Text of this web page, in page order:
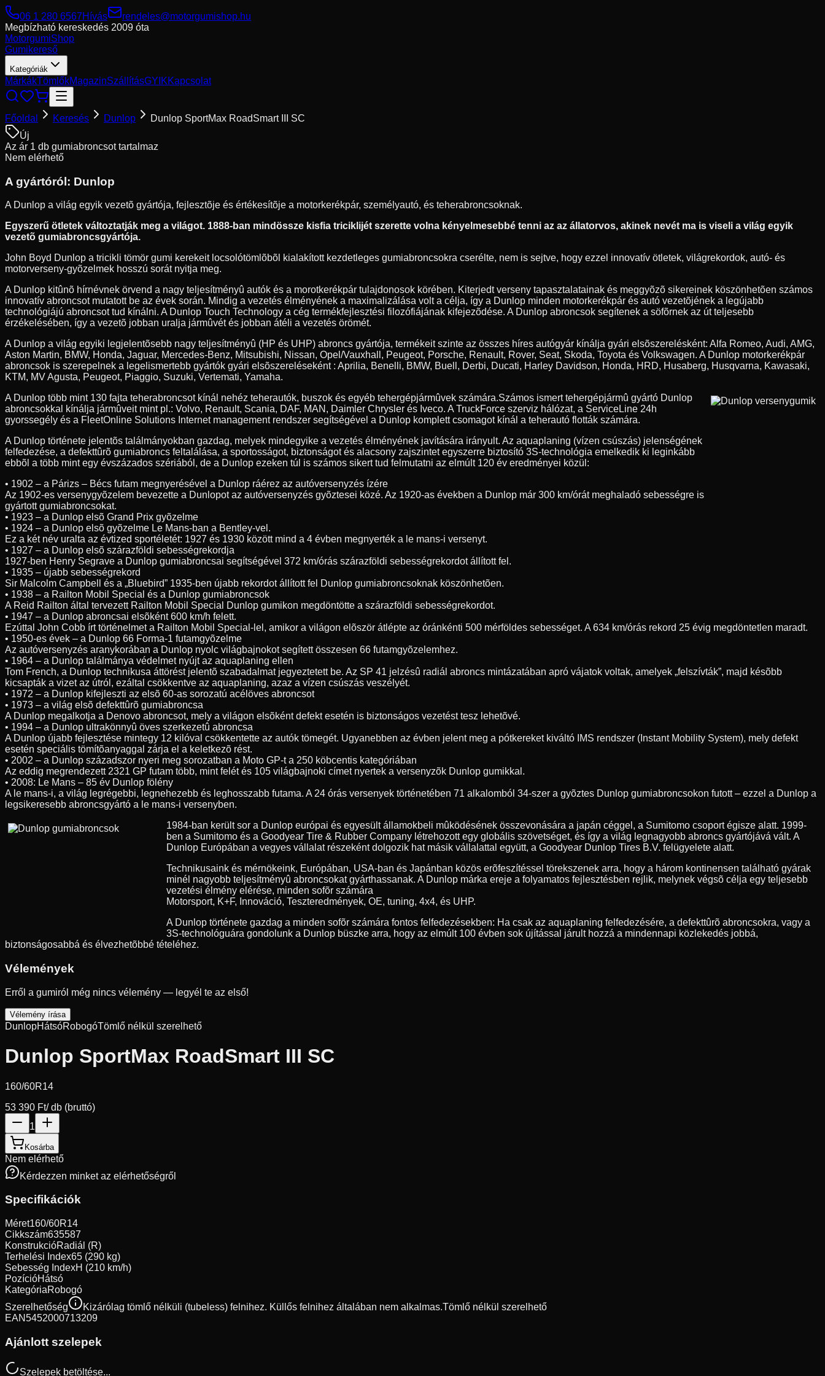
06 1 280 6567Hívás
rendeles@motorgumishop.hu
Megbízható kereskedés 2009 óta
MotorgumiShop
Gumikereső
Kategóriák
MárkákTömlőkMagazinSzállításGYIKKapcsolat
Főoldal Keresés Dunlop
Dunlop SportMax RoadSmart III SC
Új
Az ár 1 db gumiabroncsot tartalmaz
Nem elérhető
A gyártóról: Dunlop
A Dunlop a világ egyik vezetõ gyártója, fejlesztõje és értékesítõje a motorkerékpár, személyautó, és teherabroncsoknak.
Egyszerű ötletek változtatják meg a világot. 1888-ban mindössze kisfia triciklijét szerette volna kényelmesebbé tenni az az állatorvos, akinek nevét ma is viseli a világ egyik
vezetõ gumiabroncsgyártója.
John Boyd Dunlop a tricikli tömör gumi kerekeit locsolótömlõbõl kialakított kezdetleges gumiabroncsokra cserélte, nem is sejtve, hogy ezzel innovatív ötletek, világrekordok, autó- és
motorverseny-gyõzelmek hosszú sorát nyitja meg.
A Dunlop kitûnõ hírnévnek örvend a nagy teljesítményû autók és a morotkerékpár tulajdonosok körében. Kiterjedt verseny tapasztalatainak és meggyõzõ sikereinek köszönhetõen számos
innovatív abroncsot mutatott be az évek során. Mindig a vezetés élményének a maximalizálása volt a célja, így a Dunlop minden motorkerékpár és autó vezetõjének a legújabb
technológiájú abroncsot tud kínálni. A Dunlop Touch Technology a cég termékfejlesztési filozófiájának kifejezõdése. A Dunlop abroncsok segítenek a söfõrnek az út teljesebb
érzékelésében, így a vezetõ jobban uralja jármûvét és jobban átéli a vezetés örömét.
A Dunlop a világ egyiki legjelentõsebb nagy teljesítményû (HP és UHP) abroncs gyártója, termékeit szinte az összes híres autógyár kínálja gyári elsõszerelésként: Alfa Romeo, Audi, AMG,
Aston Martin, BMW, Honda, Jaguar, Mercedes-Benz, Mitsubishi, Nissan, Opel/Vauxhall, Peugeot, Porsche, Renault, Rover, Seat, Skoda, Toyota és Volkswagen. A Dunlop motorkerékpár
abroncsok is szerepelnek a legelismertebb gyártók gyári elsõszereléseként : Aprilia, Benelli, BMW, Buell, Derbi, Ducati, Harley Davidson, Honda, HRD, Husaberg, Husqvarna, Kawasaki,
KTM, MV Agusta, Peugeot, Piaggio, Suzuki, Vertemati, Yamaha.
A Dunlop több mint 130 fajta teherabroncsot kínál nehéz teherautók, buszok és egyéb tehergépjármûvek számára.Számos ismert tehergépjármû gyártó Dunlop
abroncsokkal kínálja jármûveit mint pl.: Volvo, Renault, Scania, DAF, MAN, Daimler Chrysler és Iveco. A TruckForce szerviz hálózat, a ServiceLine 24h
gyorssegély és a FleetOnline Solutions Internet management rendszer segítségével a Dunlop komplett csomagot kínál a teherautó flották számára.
A Dunlop története jelentõs találmányokban gazdag, melyek mindegyike a vezetés élményének javítására irányult. Az aquaplaning (vízen csúszás) jelenségének
felfedezése, a defekttûrõ gumiabroncs feltalálása, a sportosságot, biztonságot és alacsony zajszintet egyszerre biztosító 3S-technológia emelkedik ki leginkább
ebbõl a több mint egy évszázados szériából, de a Dunlop ezeken túl is számos sikert tud felmutatni az elmúlt 120 év eredményei közül:
• 1902 – a Párizs – Bécs futam megnyerésével a Dunlop ráérez az autóversenyzés ízére
Az 1902-es versenygyõzelem bevezette a Dunlopot az autóversenyzés gyõztesei közé. Az 1920-as években a Dunlop már 300 km/órát meghaladó sebességre is
gyártott gumiabroncsokat.
• 1923 – a Dunlop elsõ Grand Prix gyõzelme
• 1924 – a Dunlop elsõ gyõzelme Le Mans-ban a Bentley-vel.
Ez a két név uralta az évtized sportéletét: 1927 és 1930 között mind a 4 évben megnyerték a le mans-i versenyt.
• 1927 – a Dunlop elsõ szárazföldi sebességrekordja
1927-ben Henry Segrave a Dunlop gumiabroncsai segítségével 372 km/órás szárazföldi sebességrekordot állított fel.
• 1935 – újabb sebességrekord
Sir Malcolm Campbell és a „Bluebird” 1935-ben újabb rekordot állított fel Dunlop gumiabroncsoknak köszönhetõen.
• 1938 – a Railton Mobil Special és a Dunlop gumiabroncsok
A Reid Railton által tervezett Railton Mobil Special Dunlop gumikon megdöntötte a szárazföldi sebességrekordot.
• 1947 – a Dunlop abroncsai elsõként 600 km/h felett.
Ezúttal John Cobb írt történelmet a Railton Mobil Special-lel, amikor a világon elõször átlépte az óránkénti 500 mérföldes sebességet. A 634 km/órás rekord 25 évig megdöntetlen maradt.
• 1950-es évek – a Dunlop 66 Forma-1 futamgyõzelme
Az autóversenyzés aranykorában a Dunlop nyolc világbajnokot segített összesen 66 futamgyõzelemhez.
• 1964 – a Dunlop találmánya védelmet nyújt az aquaplaning ellen
Tom French, a Dunlop technikusa áttörést jelentõ szabadalmat jegyeztetett be. Az SP 41 jelzésû radiál abroncs mintázatában apró vájatok voltak, amelyek „felszívták”, majd késõbb
kicsapták a vizet az útról, ezáltal csökkentve az aquaplaning, azaz a vízen csúszás veszélyét.
• 1972 – a Dunlop kifejleszti az elsõ 60-as sorozatú acélöves abroncsot
• 1973 – a világ elsõ defekttûrõ gumiabroncsa
A Dunlop megalkotja a Denovo abroncsot, mely a világon elsõként defekt esetén is biztonságos vezetést tesz lehetõvé.
• 1994 – a Dunlop ultrakönnyû öves szerkezetû abroncsa
A Dunlop újabb fejlesztése mintegy 12 kilóval csökkentette az autók tömegét. Ugyanebben az évben jelent meg a pótkereket kiváltó IMS rendszer (Instant Mobility System), mely defekt
esetén speciális tömítõanyaggal zárja el a keletkezõ rést.
• 2002 – a Dunlop századszor nyeri meg sorozatban a Moto GP-t a 250 köbcentis kategóriában
Az eddig megrendezett 2321 GP futam több, mint felét és 105 világbajnoki címet nyertek a versenyzõk Dunlop gumikkal.
• 2008: Le Mans – 85 év Dunlop fölény
A le mans-i, a világ legrégebbi, legnehezebb és leghosszabb futama. A 24 órás versenyek történetében 71 alkalomból 34-szer a gyõztes Dunlop gumiabroncsokon futott – ezzel a Dunlop a
legsikeresebb abroncsgyártó a le mans-i versenyben.
1984-ban került sor a Dunlop európai és egyesült államokbeli mûködésének összevonására a japán céggel, a Sumitomo csoport égisze alatt. 1999-
ben a Sumitomo és a Goodyear Tire & Rubber Company létrehozott egy globális szövetséget, és így a világ legnagyobb abroncs gyártójává vált. A
Dunlop Európában a vegyes vállalat részeként dolgozik hat másik vállalattal együtt, a Goodyear Dunlop Tires B.V. felügyelete alatt.
Technikusaink és mérnökeink, Európában, USA-ban és Japánban közös erõfeszítéssel törekszenek arra, hogy a három kontinensen található gyárak
minél nagyobb teljesítményû abroncsokat gyárthassanak. A Dunlop márka ereje a folyamatos fejlesztésben rejlik, melynek végsõ célja egy teljesebb
vezetési élmény elérése, minden sofõr számára
Motorsport, K+F, Innováció, Teszteredmények, OE, tuning, 4x4, és UHP.
A Dunlop története gazdag a minden sofõr számára fontos felfedezésekben: Ha csak az aquaplaning felfedezésére, a defekttûrõ abroncsokra, vagy a
3S-technológuára gondolunk a Dunlop büszke arra, hogy az elmúlt 100 évben sok újítással járult hozzá a mindennapi közlekedés jobbá,
biztonságosabbá és élvezhetõbbé tételéhez.
Vélemények
Erről a gumiról még nincs vélemény — legyél te az első!
Vélemény írása
DunlopHátsóRobogóTömlő nélkül szerelhető
Dunlop SportMax RoadSmart III SC
160/60R14
53 390 Ft/ db (bruttó)
1
Kosárba
Nem elérhető
Kérdezzen minket az elérhetőségről
Specifikációk
Méret160/60R14
Cikkszám635587
KonstrukcióRadiál (R)
Terhelési Index65 (290 kg)
Sebesség IndexH (210 km/h)
PozícióHátsó
KategóriaRobogó
Szerelhetőség
Kizárólag tömlő nélküli (tubeless) felnihez. Küllős felnihez általában nem alkalmas.Tömlő nélkül szerelhető
EAN5452000713209
Ajánlott szelepek
Szelepek betöltése...